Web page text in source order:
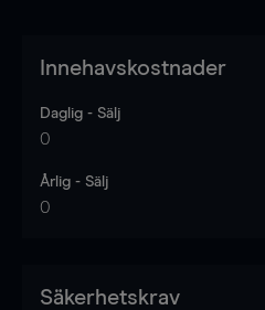
Innehavskostnader
Daglig - Sälj
0
Årlig - Sälj
0
Säkerhetskrav